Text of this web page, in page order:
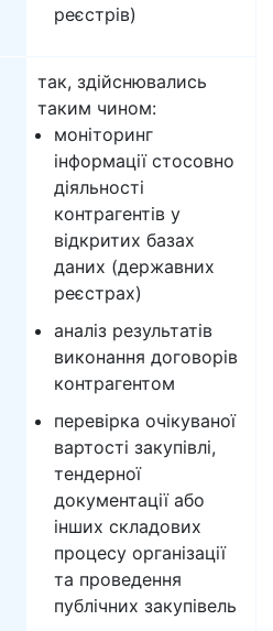
реєстрів)
так, здійснювались
таким чином:
моніторинг
інформації стосовно
діяльності
контрагентів у
відкритих базах
даних (державних
реєстрах)
аналіз результатів
виконання договорів
контрагентом
перевірка очікуваної
вартості закупівлі,
тендерної
документації або
інших складових
процесу організації
та проведення
публічних закупівель